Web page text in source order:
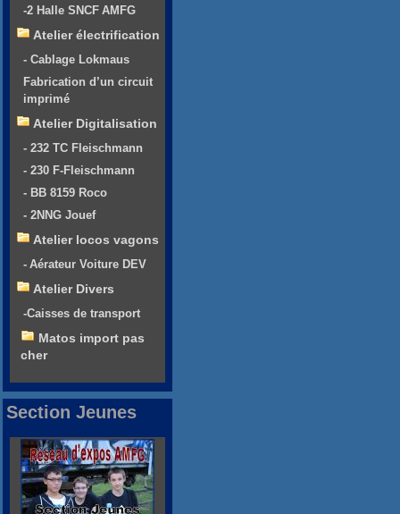
-2 Halle SNCF AMFG
Atelier électrification
- Cablage Lokmaus
Fabrication d’un circuit
imprimé
Atelier Digitalisation
- 232 TC Fleischmann
- 230 F-Fleischmann
- BB 8159 Roco
- 2NNG Jouef
Atelier locos vagons
- Aérateur Voiture DEV
Atelier Divers
-Caisses de transport
Matos import pas
cher
Section Jeunes